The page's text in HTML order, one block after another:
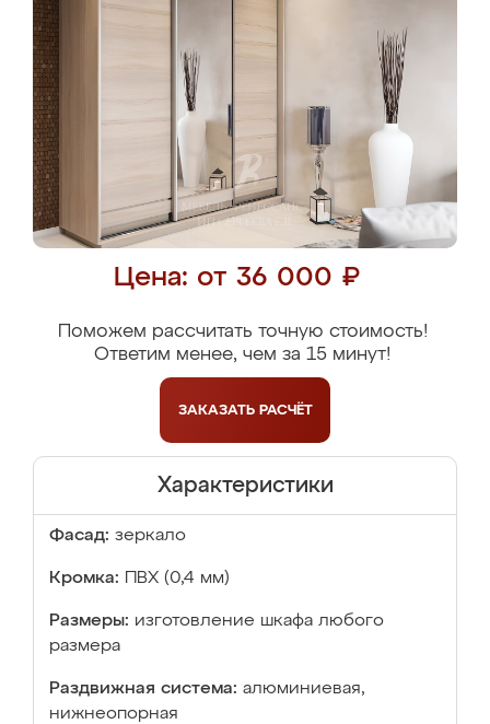
Цена: от 36 000 ₽
Поможем рассчитать точную стоимость!
Ответим менее, чем за 15 минут!
ЗАКАЗАТЬ РАСЧЁТ
Характеристики
Фасад: зеркало
Кромка: ПВХ (0,4 мм)
Размеры: изготовление шкафа любого
размера
Раздвижная система: алюминиевая,
нижнеопорная